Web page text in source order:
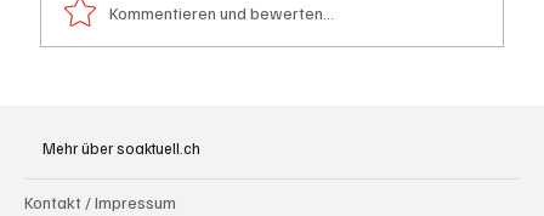
Kommentieren und bewerten...
Mehr über soaktuell.ch
Kontakt / Impressum